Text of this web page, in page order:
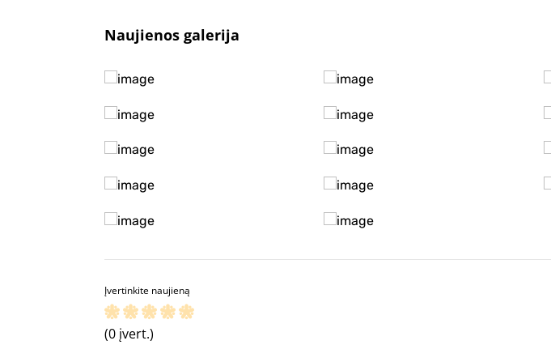
Naujienos galerija
Įvertinkite naujieną
(0 įvert.)